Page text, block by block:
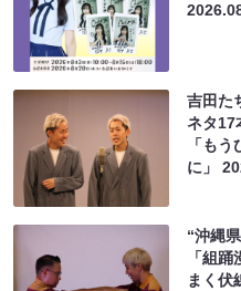
吉田た
ネタ17
「も
に」
“沖縄
「組
まく伏